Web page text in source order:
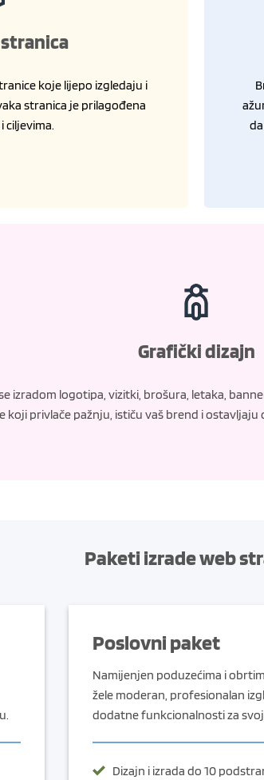
koje lijepo izgledaju i
stranica je prilagođena
ciljevima.
Grafički dizajn
izradom logotipa, vizitki, brošura, letaka,
koji privlače pažnju, ističu vaš brend i
Paketi izrade web
Poslovni paket
Namijenjen poduzećima i
žele moderan, profesionalan
dodatne funkcionalnosti za
Dizajn i izrada do 10